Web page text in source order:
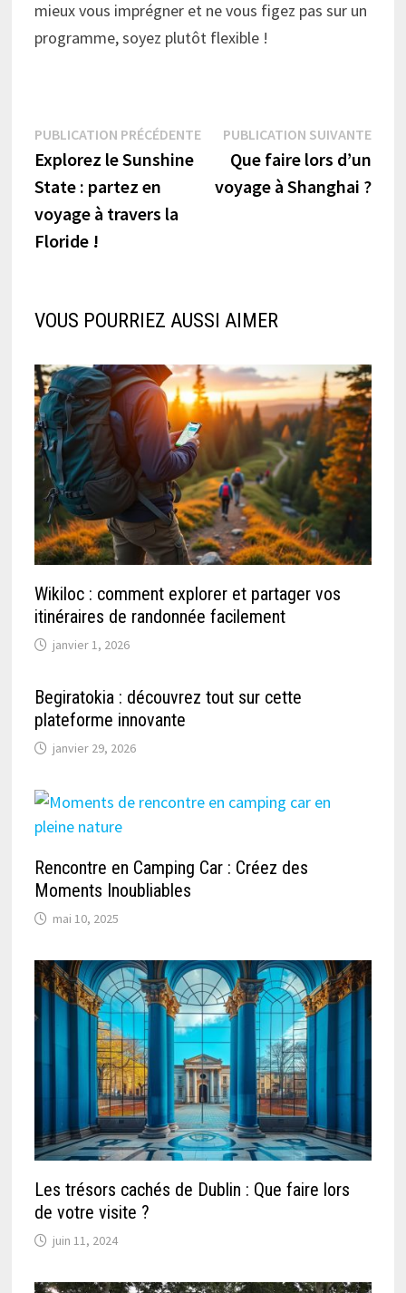
mieux vous imprégner et ne vous figez pas sur un
programme, soyez plutôt flexible !
Navigation
de
l’article
PUBLICATION PRÉCÉDENTEPublication
précédente :
Explorez le Sunshine
State : partez en
voyage à travers la
Floride !
PUBLICATION SUIVANTE
Que faire lors d’un
voyage à Shanghai ?
VOUS POURRIEZ AUSSI AIMER
Wikiloc : comment explorer et partager vos
itinéraires de randonnée facilement
janvier 1, 2026
Begiratokia : découvrez tout sur cette
plateforme innovante
janvier 29, 2026
Rencontre en Camping Car : Créez des
Moments Inoubliables
mai 10, 2025
Les trésors cachés de Dublin : Que faire lors
de votre visite ?
juin 11, 2024